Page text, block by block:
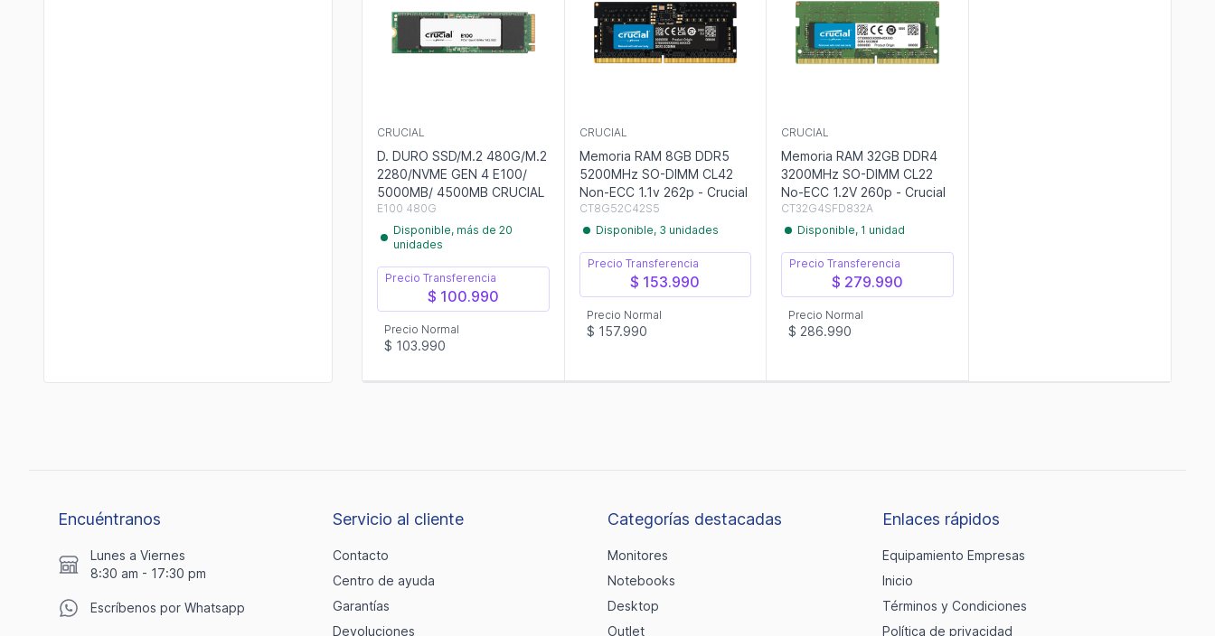
CRUCIAL
D. DURO SSD/M.2 480G/M.2
2280/NVME GEN 4 E100/
5000MB/ 4500MB CRUCIAL
E100 480G
Disponible, más de 20
unidades
Precio Transferencia
$ 100.990
Precio Normal
$ 103.990
CRUCIAL
Memoria RAM 8GB DDR5
5200MHz SO-DIMM CL42
Non-ECC 1.1v 262p - Crucial
CT8G52C42S5
Disponible, 3 unidades
Precio Transferencia
$ 153.990
Precio Normal
$ 157.990
CRUCIAL
Memoria RAM 32GB DDR4
3200MHz SO-DIMM CL22
No-ECC 1.2V 260p - Crucial
CT32G4SFD832A
Disponible, 1 unidad
Precio Transferencia
$ 279.990
Precio Normal
$ 286.990
Encuéntranos
Lunes a Viernes
8:30 am - 17:30 pm
Escríbenos por Whatsapp
Servicio al cliente
Contacto
Centro de ayuda
Garantías
Devoluciones
Categorías destacadas
Monitores
Notebooks
Desktop
Outlet
Enlaces rápidos
Equipamiento Empresas
Inicio
Términos y Condiciones
Política de privacidad